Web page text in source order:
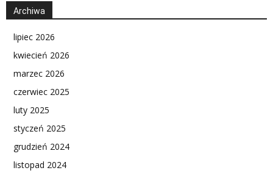
Archiwa
lipiec 2026
kwiecień 2026
marzec 2026
czerwiec 2025
luty 2025
styczeń 2025
grudzień 2024
listopad 2024